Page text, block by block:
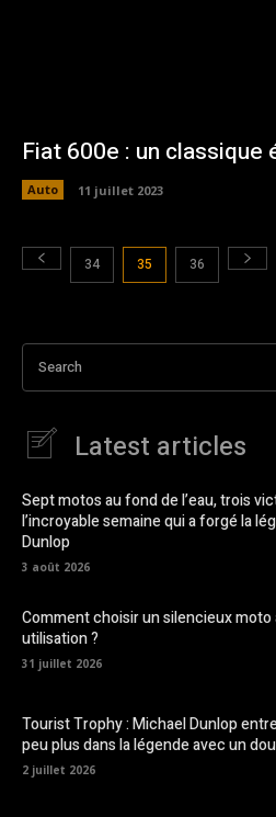
Fiat 600e : un classique
Auto 11 juillet 2023
34 35 36
Search
Latest articles
Sept motos au fond de l’eau, trois
l’incroyable semaine qui a forgé la
Dunlop
3 août 2026
Comment choisir un silencieux moto
utilisation ?
31 juillet 2026
Tourist Trophy : Michael Dunlop
peu plus dans la légende avec un
2 juillet 2026